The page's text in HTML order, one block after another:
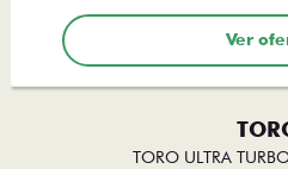
Ver
TORO ULTRA